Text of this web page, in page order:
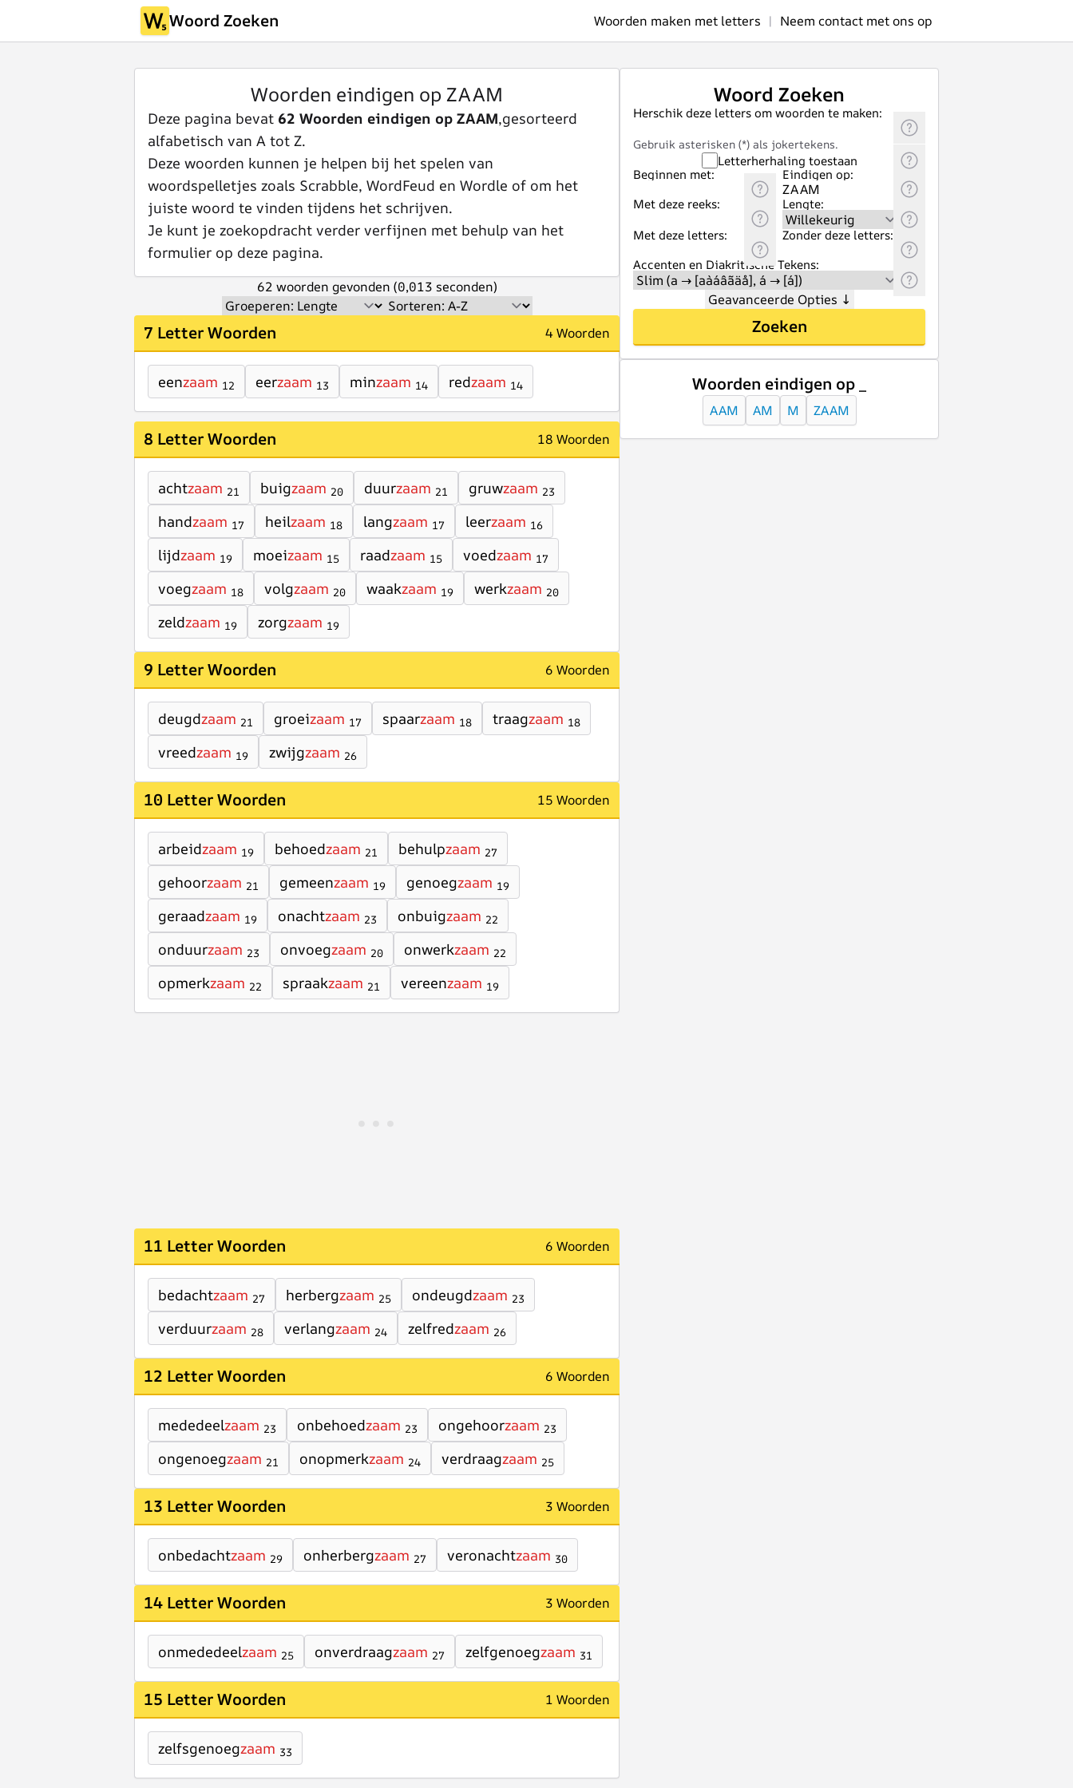
Woord Zoeken Woorden maken met letters | Neem contact met ons op
Woorden eindigen op ZAAM
Deze pagina bevat 62 Woorden eindigen op ZAAM,gesorteerd
alfabetisch van A tot Z.
Deze woorden kunnen je helpen bij het spelen van
woordspelletjes zoals Scrabble, WordFeud en Wordle of om het
juiste woord te vinden tijdens het schrijven.
Je kunt je zoekopdracht verder verfijnen met behulp van het
formulier op deze pagina.
62 woorden gevonden (0,013 seconden)
7 Letter Woorden 4 Woorden
eenzaam 12 eerzaam 13 minzaam 14 redzaam 14
8 Letter Woorden 18 Woorden
achtzaam 21 buigzaam 20 duurzaam 21 gruwzaam 23
handzaam 17 heilzaam 18 langzaam 17 leerzaam 16
lijdzaam 19 moeizaam 15 raadzaam 15 voedzaam 17
voegzaam 18 volgzaam 20 waakzaam 19 werkzaam 20
zeldzaam 19 zorgzaam 19
9 Letter Woorden 6 Woorden
deugdzaam 21 groeizaam 17 spaarzaam 18 traagzaam 18
vreedzaam 19 zwijgzaam 26
10 Letter Woorden 15 Woorden
arbeidzaam 19 behoedzaam 21 behulpzaam 27
gehoorzaam 21 gemeenzaam 19 genoegzaam 19
geraadzaam 19 onachtzaam 23 onbuigzaam 22
onduurzaam 23 onvoegzaam 20 onwerkzaam 22
opmerkzaam 22 spraakzaam 21 vereenzaam 19
11 Letter Woorden 6 Woorden
bedachtzaam 27 herbergzaam 25 ondeugdzaam 23
verduurzaam 28 verlangzaam 24 zelfredzaam 26
12 Letter Woorden 6 Woorden
mededeelzaam 23 onbehoedzaam 23 ongehoorzaam 23
ongenoegzaam 21 onopmerkzaam 24 verdraagzaam 25
13 Letter Woorden 3 Woorden
onbedachtzaam 29 onherbergzaam 27 veronachtzaam 30
14 Letter Woorden 3 Woorden
onmededeelzaam 25 onverdraagzaam 27 zelfgenoegzaam 31
15 Letter Woorden 1 Woorden
zelfsgenoegzaam 33
Woord Zoeken
Herschik deze letters om woorden te maken:
Gebruik asterisken (*) als jokertekens.
Letterherhaling toestaan
Beginnen met:
Eindigen op:
Met deze reeks:
Lengte:
Met deze letters:
Zonder deze letters:
Accenten en Diakritische Tekens:
Geavanceerde Opties ↓
Zoeken
Woorden eindigen op _
AAM AM M ZAAM